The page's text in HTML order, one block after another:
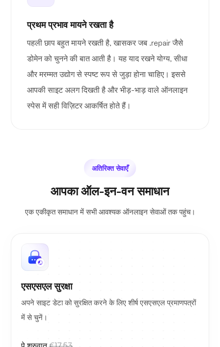
प्रथम प्रभाव मायने रखता है
पहली छाप बहुत मायने रखती है, खासकर जब .repair जैसे
डोमेन को चुनने की बात आती है। यह याद रखने योग्य, सीधा
और मरम्मत उद्योग से स्पष्ट रूप से जुड़ा होना चाहिए। इससे
आपकी साइट अलग दिखती है और भीड़-भाड़ वाले ऑनलाइन
स्पेस में सही विज़िटर आकर्षित होते हैं।
अतिरिक्त सेवाएँ
आपका ऑल-इन-वन समाधान
एक एकीकृत समाधान में सभी आवश्यक ऑनलाइन सेवाओं तक पहुंच।
एसएसएल सुरक्षा
अपने साइट डेटा को सुरक्षित करने के लिए शीर्ष एसएसएल प्रमाणपत्रों
में से चुनें।